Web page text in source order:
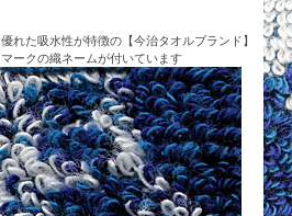
れた吸水性が特徴の【今治タオルブランド】
ークの織ネームが付いています